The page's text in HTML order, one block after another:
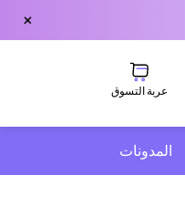
×
عربة التسوق
المدونات